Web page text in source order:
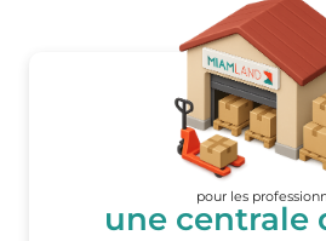
pour les
une centrale